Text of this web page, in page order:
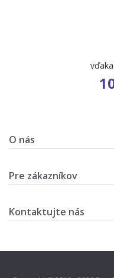
O nás
Pre zákazníkov
Kontaktujte nás